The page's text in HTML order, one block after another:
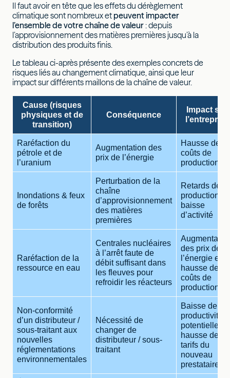
Il faut avoir en tête que les effets du dérèglement
climatique sont nombreux et peuvent impacter
l’ensemble de votre chaîne de valeur: depuis
l’approvisionnement des matières premières jusqu’à la
distribution des produits finis.
Le tableau ci-après présente des exemples concrets de
risques liés au changement climatique, ainsi que leur
impact sur différents maillons de la chaîne de valeur.
Cause (risques
physiques et de
transition)
Conséquence
Impact sur
l’entreprise
Raréfaction du
pétrole et de
l’uranium
Augmentation des
prix de l’énergie
Hausse des
coûts de
production
Inondations & feux
de forêts
Perturbation de la
chaîne
d’approvisionnement
des matières
premières
Retards de
production /
baisse
d’activité
Raréfaction de la
ressource en eau
Centrales nucléaires
à l’arrêt faute de
débit suffisant dans
les fleuves pour
refroidir les réacteurs
des prix de
l’énergie et
hausse des
coûts de
production
Non-conformité
d’un distributeur /
sous-traitant aux
nouvelles
réglementations
environnementales
Nécessité de
changer de
distributeur / sous-
traitant
Baisse de
productivité &
potentielle
hausse des
tarifs du
nouveau
prestataire